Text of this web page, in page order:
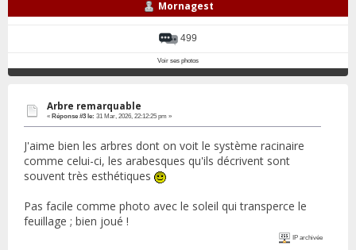
Mornagest
499
Voir ses photos
Arbre remarquable
« Réponse #3 le: 31 Mar, 2026, 22:12:25 pm »
J'aime bien les arbres dont on voit le système racinaire
comme celui-ci, les arabesques qu'ils décrivent sont
souvent très esthétiques
Pas facile comme photo avec le soleil qui transperce le
feuillage ; bien joué !
IP archivée